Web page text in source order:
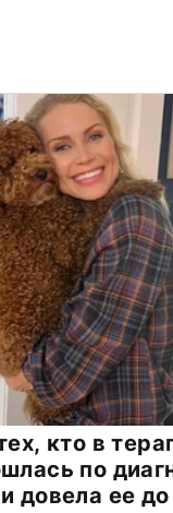
кто в
по
довела ее до